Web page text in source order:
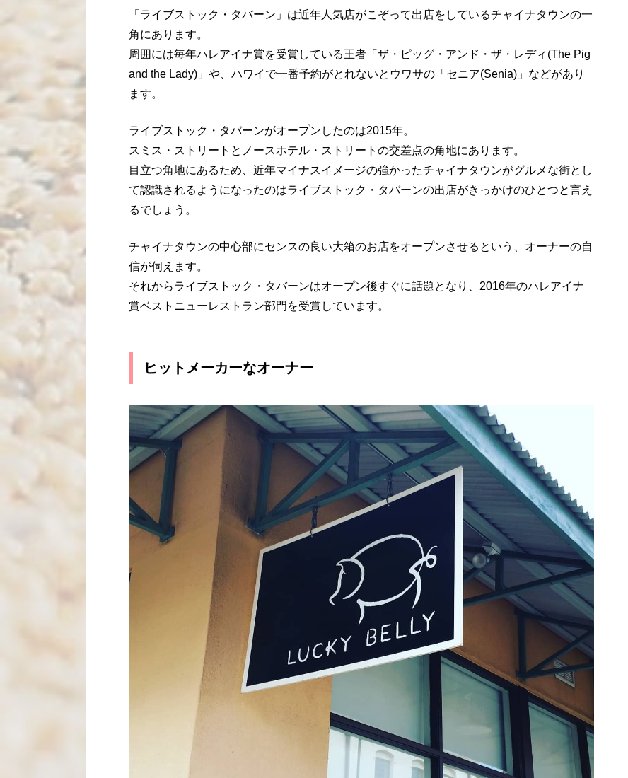
「ライブストック・タバーン」は近年人気店がこぞって出店をしているチャイナタウンの一
角にあります。
周囲には毎年ハレアイナ賞を受賞している王者「ザ・ピッグ・アンド・ザ・レディ(The Pig
and the Lady)」や、ハワイで一番予約がとれないとウワサの「セニア(Senia)」などがあり
ます。
ライブストック・タバーンがオープンしたのは2015年。
スミス・ストリートとノースホテル・ストリートの交差点の角地にあります。
目立つ角地にあるため、近年マイナスイメージの強かったチャイナタウンがグルメな街とし
て認識されるようになったのはライブストック・タバーンの出店がきっかけのひとつと言え
るでしょう。
チャイナタウンの中心部にセンスの良い大箱のお店をオープンさせるという、オーナーの自
信が伺えます。
それからライブストック・タバーンはオープン後すぐに話題となり、2016年のハレアイナ
賞ベストニューレストラン部門を受賞しています。
ヒットメーカーなオーナー